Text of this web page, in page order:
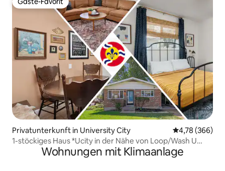
Gäste-Favorit
Privatunterkunft in University City
4,78 (366)
1-stöckiges Haus *Ucity in der Nähe von Loop/Wash U
*Haustiere *Kinder
Wohnungen mit Klimaanlage